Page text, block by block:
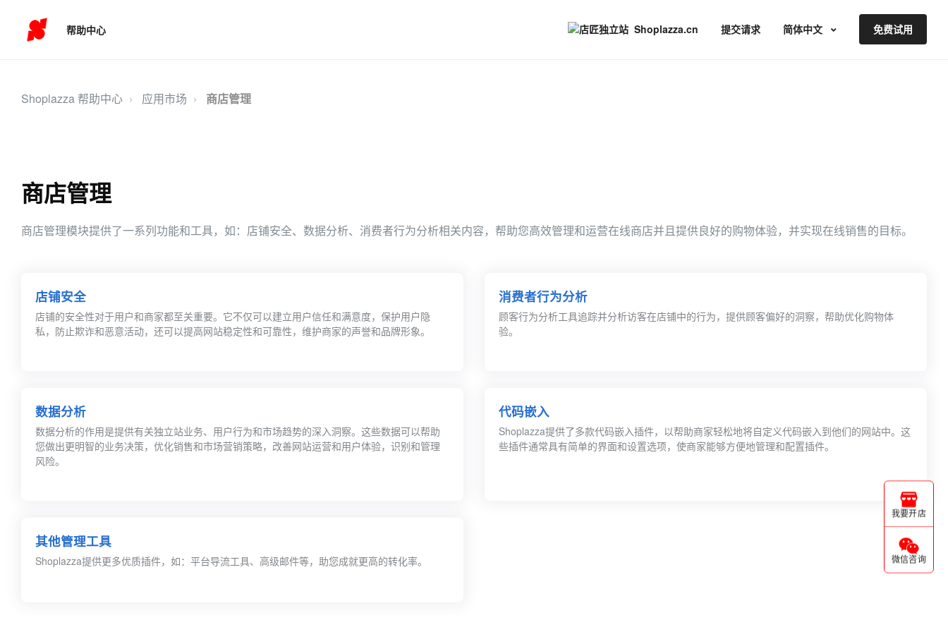
帮助中心 Shoplazza.cn 提交请求 简体中文 免费试用
Shoplazza 帮助中心 应用市场 商店管理
商店管理
商店管理模块提供了一系列功能和工具，如：店铺安全、数据分析、消费者行为分析相关内容，帮助您高效管理和运营在线商店并且提供良好的购物体验，并实现在线销售的目标。
店铺安全
店铺的安全性对于用户和商家都至关重要。它不仅可以建立用户信任和满意度，保护用户隐
私，防止欺诈和恶意活动，还可以提高网站稳定性和可靠性，维护商家的声誉和品牌形象。
消费者行为分析
顾客行为分析工具追踪并分析访客在店铺中的行为，提供顾客偏好的洞察，帮助优化购物体
验。
数据分析
数据分析的作用是提供有关独立站业务、用户行为和市场趋势的深入洞察。这些数据可以帮助
您做出更明智的业务决策，优化销售和市场营销策略，改善网站运营和用户体验，识别和管理
风险。
代码嵌入
Shoplazza提供了多款代码嵌入插件，以帮助商家轻松地将自定义代码嵌入到他们的网站中。这
些插件通常具有简单的界面和设置选项，使商家能够方便地管理和配置插件。
其他管理工具
Shoplazza提供更多优质插件，如：平台导流工具、高级邮件等，助您成就更高的转化率。
我要开店
微信咨询